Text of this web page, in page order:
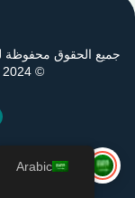
جميع الحقوق محفوظة
© 2024
Arabic